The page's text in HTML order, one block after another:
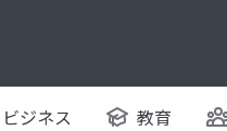
ビジネス 教育